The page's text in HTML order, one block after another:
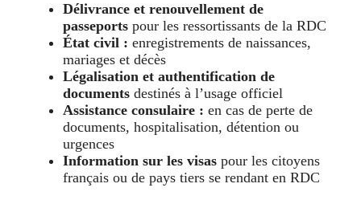
Délivrance et renouvellement de
passeports pour les ressortissants de la RDC
État civil : enregistrements de naissances,
mariages et décès
Légalisation et authentification de
documents destinés à l’usage officiel
Assistance consulaire : en cas de perte de
documents, hospitalisation, détention ou
urgences
Information sur les visas pour les citoyens
français ou de pays tiers se rendant en RDC